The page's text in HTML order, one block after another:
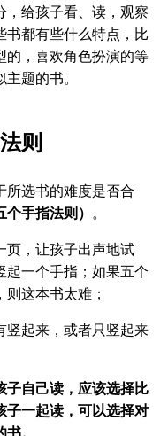
，给孩子看、读，观察
都有些什么特点，比
的，喜欢角色扮演的等
题的书。
则
所选书的难度是否合
个手指法则） 。
页，让孩子出声地试
一个手指；如果五个
这本书太难；
竖起来，或者只竖起来
子自己读，应该选择比
子一起读，可以选择对